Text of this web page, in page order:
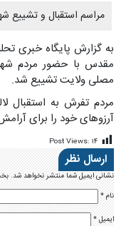
مراسم استقبال و تشییع
به گزارش پایگاه خبری
مقدس با حضور مردم
مصلی ولایت تشییع شد.
آرزوهای خود را برای
Post Views: ۱۴
ارسال نظر
نشانی ایمیل شما منتشر نخواهد شد.
نام*
ایمیل*